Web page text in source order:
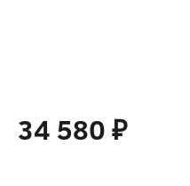
34 580 ₽